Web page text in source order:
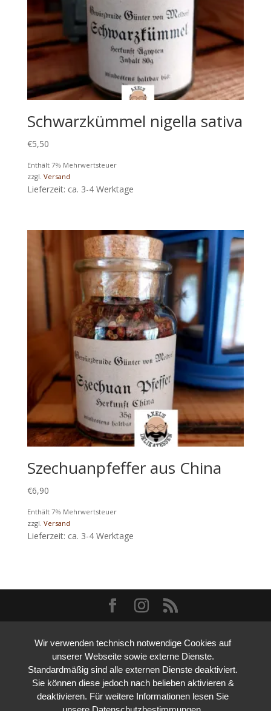
Schwarzkümmel nigella sativa
€5,50
Enthält 7% Mehrwertsteuer
zzgl. Versand
Lieferzeit: ca. 3-4 Werktage
Szechuanpfeffer aus China
€6,90
Enthält 7% Mehrwertsteuer
zzgl. Versand
Lieferzeit: ca. 3-4 Werktage
Wir verwenden technisch notwendige Cookies auf
unserer Webseite sowie externe Dienste.
Standardmäßig sind alle externen Dienste deaktiviert.
Sie können diese jedoch nach belieben aktivieren &
deaktivieren. Für weitere Informationen lesen Sie